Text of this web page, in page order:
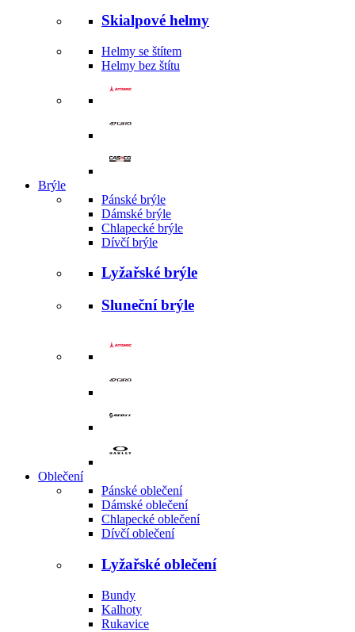
Skialpové helmy
Helmy se štítem
Helmy bez štítu
Brýle
Pánské brýle
Dámské brýle
Chlapecké brýle
Dívčí brýle
Lyžařské brýle
Sluneční brýle
Oblečení
Pánské oblečení
Dámské oblečení
Chlapecké oblečení
Dívčí oblečení
Lyžařské oblečení
Bundy
Kalhoty
Rukavice